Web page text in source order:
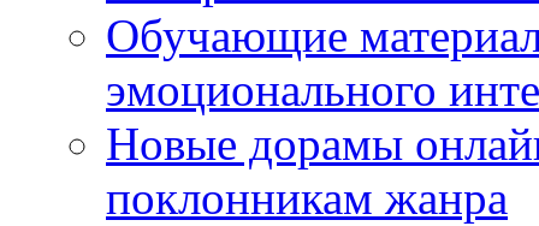
Обучающие
эмоционального
Новые дорамы
поклонникам жанра